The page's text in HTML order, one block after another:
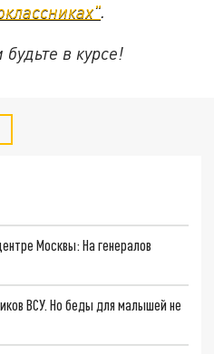
.
в курсе!
Москвы: На генералов
ВСУ. Но беды для малышей не